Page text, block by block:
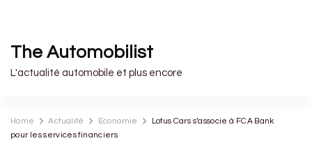
The Automobilist
L'actualité automobile et plus encore
Home Actualité Economie
Lotus Cars s’associe à FCA Bank
pour les services financiers